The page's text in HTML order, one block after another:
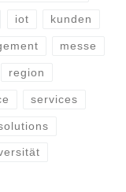
iot kunden
messe
region
services